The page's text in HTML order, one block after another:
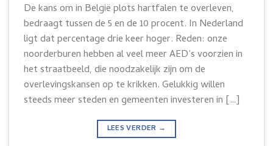
De kans om in België plots hartfalen te overleven,
bedraagt tussen de 5 en de 10 procent. In Nederland
ligt dat percentage drie keer hoger. Reden: onze
noorderburen hebben al veel meer AED’s voorzien in
het straatbeeld, die noodzakelijk zijn om de
overlevingskansen op te krikken. Gelukkig willen
steeds meer steden en gemeenten investeren in […]
LEES VERDER →